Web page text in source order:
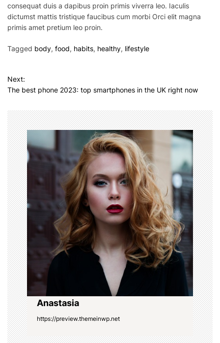
consequat duis a dapibus proin primis viverra leo. Iaculis
dictumst mattis tristique faucibus cum morbi Orci elit magna
primis amet pretium leo proin.
Tagged body, food, habits, healthy, lifestyle
P
s
t
n
a
v
i
g
a
t
i
o
n
Next:
The best phone 2023: top smartphones in the UK right now
Anastasia
https://preview.themeinwp.net